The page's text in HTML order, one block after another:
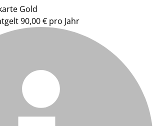
Gold
90,00 € pro Jahr